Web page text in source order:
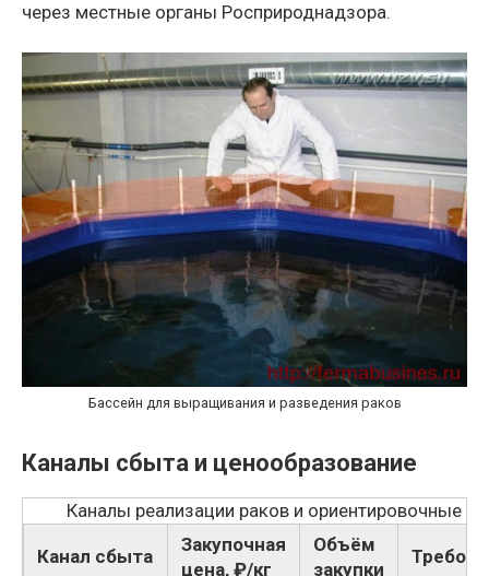
через местные органы Росприроднадзора.
Бассейн для выращивания и разведения раков
Каналы сбыта и ценообразование
Каналы реализации раков и ориентировочные
Канал сбыта
Закупочная
цена, ₽/кг
Объём
закупки